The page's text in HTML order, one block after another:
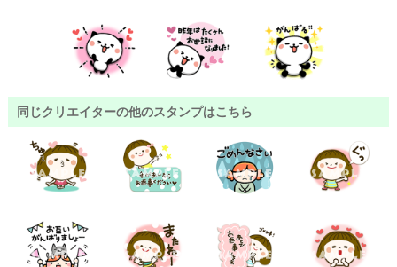
同じクリエイターの他のスタンプはこちら